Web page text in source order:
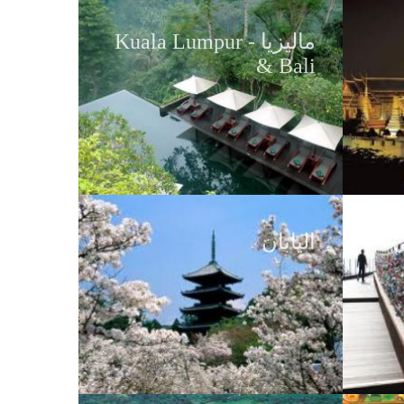
ماليزيا - Kuala Lumpur
& Bali
ماليزيا - Kuala Lumpur
& Bali
اليابان
اليابان